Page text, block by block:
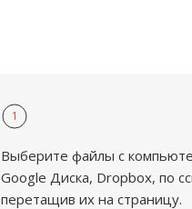
1
Выберите файлы с
Google Диска, Dropbox, по
перетащив их на страницу.